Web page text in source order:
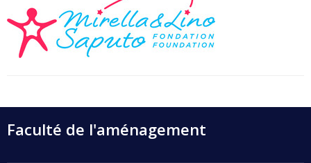
Faculté de l'aménagement